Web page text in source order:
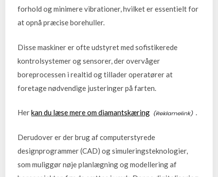
forhold og minimere vibrationer, hvilket er essentielt for
at opnå præcise borehuller.
Disse maskiner er ofte udstyret med sofistikerede
kontrolsystemer og sensorer, der overvåger
boreprocessen i realtid og tillader operatører at
foretage nødvendige justeringer på farten.
Herkan du læse mere om diamantskæring .
Derudover er der brug af computerstyrede
designprogrammer (CAD) og simuleringsteknologier,
som muliggør nøje planlægning og modellering af